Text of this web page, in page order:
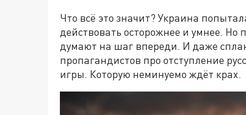
Что всё это значит? Украина
действовать осторожнее и умнее. Но
думают на шаг впереди. И даже
пропагандистов про отступление
игры. Которую неминуемо ждёт крах.